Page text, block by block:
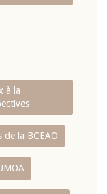
à la
de la BCEAO